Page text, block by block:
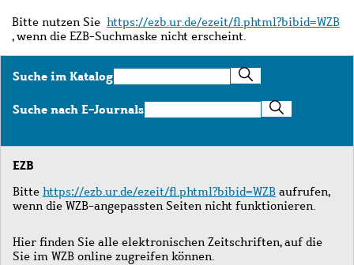
Bitte nutzen Sie https://ezb.ur.de/ezeit/fl.phtml?bibid=WZB
, wenn die EZB-Suchmaske nicht erscheint.
Suche im KatalogSuche
im
Katalog
Suche nach E-JournalsSuche
nach
Journals
EZB
Bitte https://ezb.ur.de/ezeit/fl.phtml?bibid=WZB aufrufen,
wenn die WZB-angepassten Seiten nicht funktionieren.
Hier finden Sie alle elektronischen Zeitschriften, auf die
Sie im WZB online zugreifen können.